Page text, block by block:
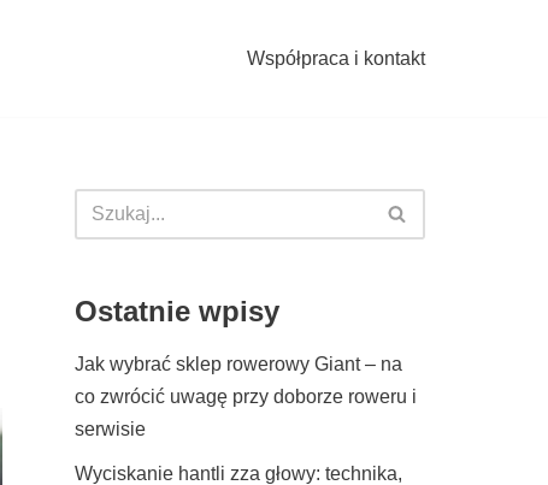
Współpraca i kontakt
Ostatnie wpisy
Jak wybrać sklep rowerowy Giant – na
co zwrócić uwagę przy doborze roweru i
serwisie
Wyciskanie hantli zza głowy: technika,